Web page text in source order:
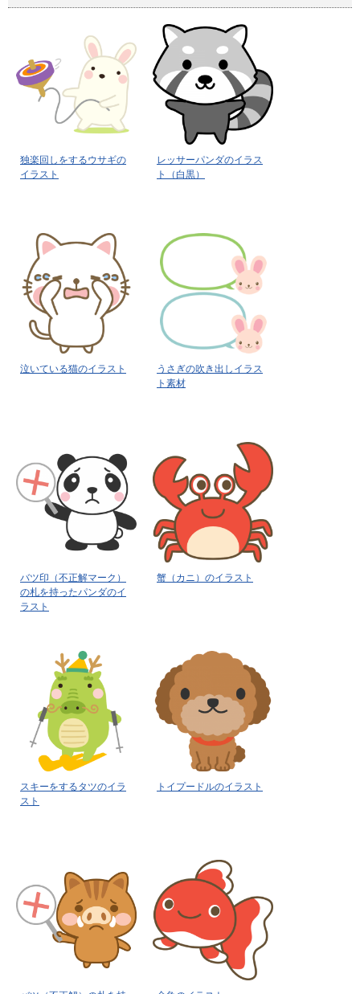
独楽回しをするウサギの
イラスト
レッサーパンダのイラス
ト（白黒）
泣いている猫のイラスト
うさぎの吹き出しイラス
ト素材
バツ印（不正解マーク）
の札を持ったパンダのイ
ラスト
蟹（カニ）のイラスト
スキーをするタツのイラ
スト
トイプードルのイラスト